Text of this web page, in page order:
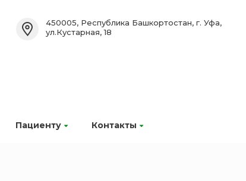
Пациенту Контакты
450005, Республика Башкортостан, г. Уфа,
ул.Кустарная, 18